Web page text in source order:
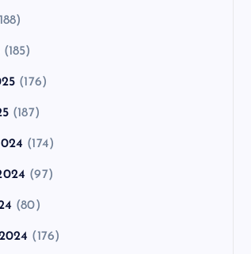
(185)
(176)
(187)
(174)
(97)
(80)
(176)